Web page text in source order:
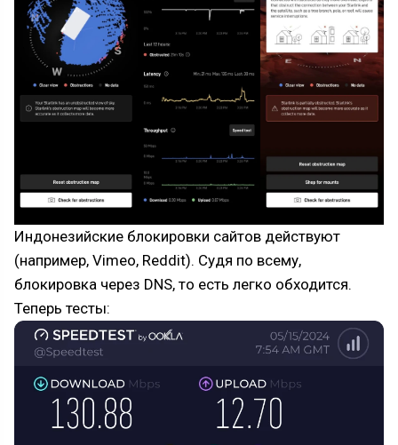
Индонезийские блокировки сайтов действуют
(например, Vimeo, Reddit). Судя по всему,
блокировка через DNS, то есть легко обходится.
Теперь тесты: